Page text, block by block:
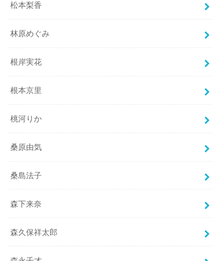
松本梨香
林原めぐみ
根岸実花
根本京里
桃河りか
桑原由気
桑島法子
森下来奈
森久保祥太郎